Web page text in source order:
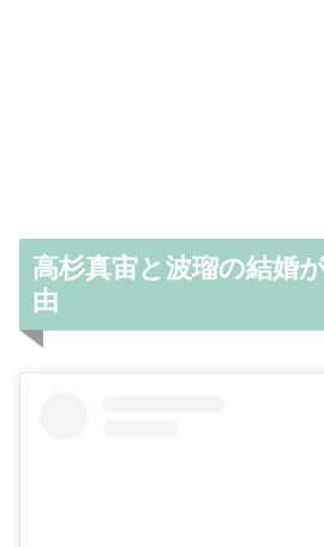
高杉真宙と波瑠の結婚
由